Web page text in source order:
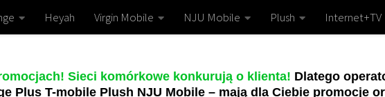
Heyah Virgin Mobile NJU Mobile Plush Internet+TV
Sieci komórkowe konkurują o klienta! Dlatego
Plus T-mobile Plush NJU Mobile – mają dla Ciebie promocje